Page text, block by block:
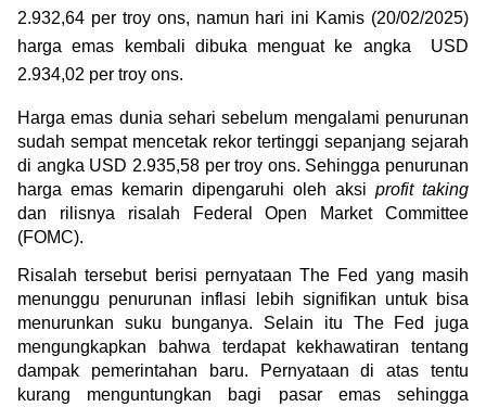
Tata Kelola
2.932,64 per troy ons, namun hari ini Kamis (20/02/2025)
harga emas kembali dibuka menguat ke angka  USD
2.934,02 per troy ons.
Harga emas dunia sehari sebelum mengalami penurunan
sudah sempat mencetak rekor tertinggi sepanjang sejarah
di angka USD 2.935,58 per troy ons. Sehingga penurunan
harga emas kemarin dipengaruhi oleh aksi profit taking
dan rilisnya risalah Federal Open Market Committee
(FOMC).
Risalah tersebut berisi pernyataan The Fed yang masih
menunggu penurunan inflasi lebih signifikan untuk bisa
menurunkan suku bunganya. Selain itu The Fed juga
mengungkapkan bahwa terdapat kekhawatiran tentang
dampak pemerintahan baru. Pernyataan di atas tentu
kurang menguntungkan bagi pasar emas sehingga